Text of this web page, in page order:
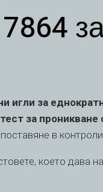
игли за
тест за проникване
в
което дава